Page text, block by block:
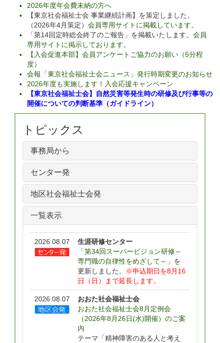
2026年度年会費未納の方へ
【東京社会福祉士会 事業継続計画】を策定しました。
（2026年4月策定） 会員専用サイトに掲載しています。
「第14回定時総会終了のご報告」を掲載いたします。 会員
専用サイトに掲示しております。
【入会促進本部】会員アンケートご協力のお願い（5分程
度）
会報「東京社会福祉士会ニュース」発行時期変更のお知らせ
2026年度も実施します！入会応援キャンペーン
【東京社会福祉士会】自然災害等発生時の研修及び行事等の
開催についての判断基準（ガイドライン）
トピックス
事務局から
センター発
地区社会福祉士会発
一覧表示
2026.08.07
生涯研修センター
「第34回スーパービジョン研修～
専門職の自律性をめざして～」 を
更新しました。
※申込期日を8月16
日（日）まで延長します。
2026.08.07
おおた社会福祉士会
おおた社会福祉士会8月定例会
（2026年8月26日(水)開催）のご案
内
テーマ「精神障害のある人と考え